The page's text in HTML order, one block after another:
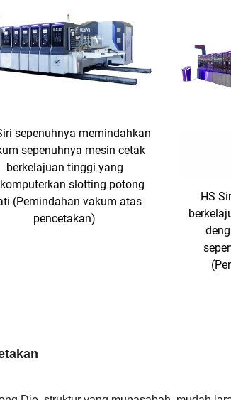
sepenuhnya memindahkan
sepenuhnya mesin cetak
berkelajuan tinggi yang
slotting potong
(Pemindahan vakum atas
pencetakan)
HS